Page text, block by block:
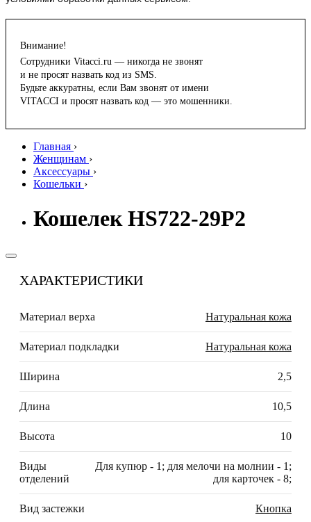
Внимание!
Сотрудники Vitacci.ru — никогда не звонят
и не просят назвать код из SMS.
Будьте аккуратны, если Вам звонят от имени
VITACCI и просят назвать код — это мошенники.
Главная ›
Женщинам ›
Аксессуары ›
Кошельки ›
Кошелек HS722-29P2
ХАРАКТЕРИСТИКИ
Материал верха Натуральная кожа
Материал подкладки Натуральная кожа
Ширина 2,5
Длина 10,5
Высота 10
Виды
отделений
Для купюр - 1; для мелочи на молнии - 1;
для карточек - 8;
Вид застежки Кнопка